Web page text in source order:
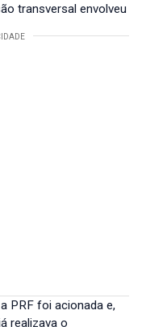
transversal envolveu
PRF foi acionada e,
realizava o